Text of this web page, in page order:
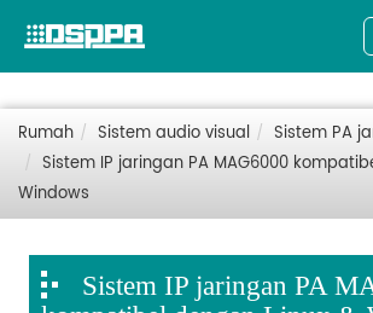
Rumah Sistem audio visual
Sistem PA
Sistem IP jaringan PA MAG6000
Windows
Sistem IP jaringan PA